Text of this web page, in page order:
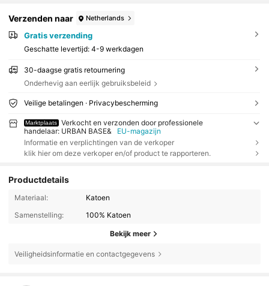
Verzenden naar Netherlands
Gratis verzending
Geschatte levertijd: 4-9 werkdagen
30-daagse gratis retournering
Onderhevig aan eerlijk gebruiksbeleid
Veilige betalingen · Privacybescherming
Marktplaats
Verkocht en verzonden door professionele
handelaar: URBAN BASE&
EU-magazijn
Informatie en verplichtingen van de verkoper
klik hier om deze verkoper en/of product te rapporteren.
Productdetails
Materiaal:
Katoen
Samenstelling:
100% Katoen
Bekijk meer
Veiligheidsinformatie en contactgegevens